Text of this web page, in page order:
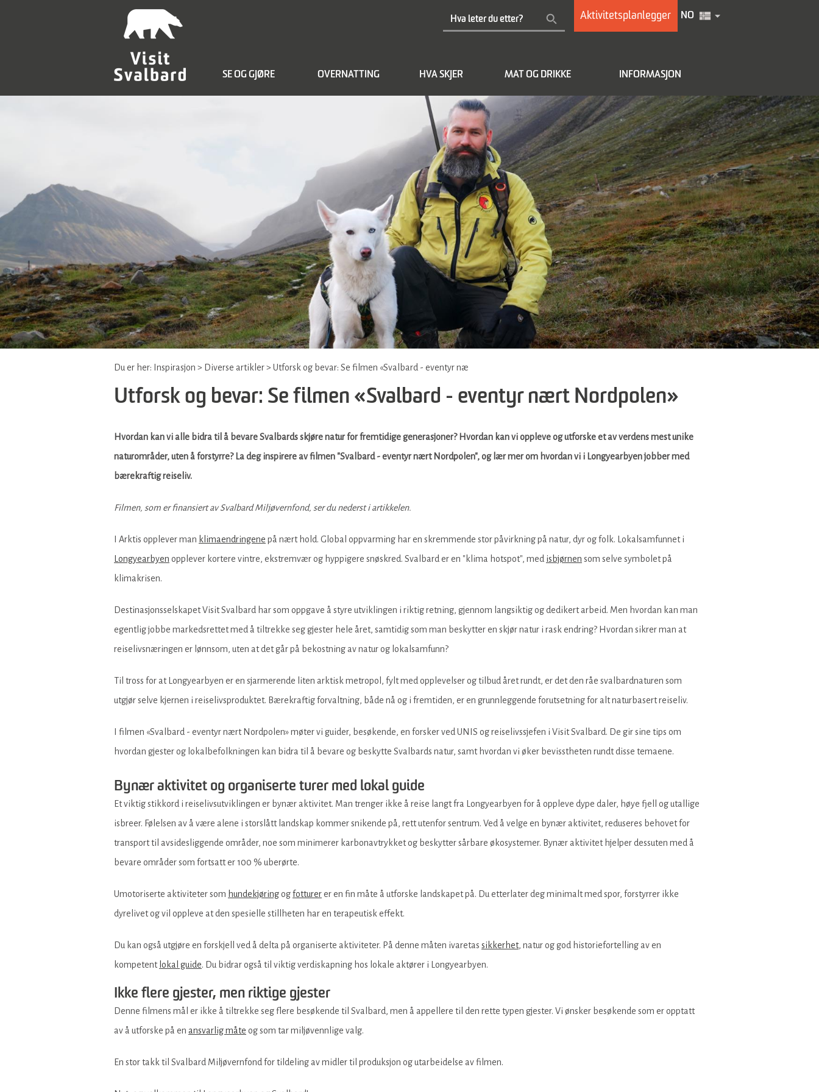
Aktivitetsplanlegger NO
SE OG GJØRE OVERNATTING HVA SKJER MAT OG DRIKKE INFORMASJON
Du er her: Inspirasjon > Diverse artikler> Utforsk og bevar: Se filmen «Svalbard - eventyr næ
Utforsk og bevar: Se filmen «Svalbard - eventyr nært Nordpolen»
Hvordan kan vi alle bidra til å bevare Svalbards skjøre natur for fremtidige generasjoner? Hvordan kan vi oppleve og utforske et av verdens mest unike
naturområder, uten å forstyrre? La deg inspirere av filmen "Svalbard - eventyr nært Nordpolen", og lær mer om hvordan vi i Longyearbyen jobber med
bærekraftig reiseliv.
Filmen, som er finansiert av Svalbard Miljøvernfond, ser du nederst i artikkelen.
I Arktis opplever man klimaendringene på nært hold. Global oppvarming har en skremmende stor påvirkning på natur, dyr og folk. Lokalsamfunnet i
Longyearbyen opplever kortere vintre, ekstremvær og hyppigere snøskred. Svalbard er en "klima hotspot", med isbjørnen som selve symbolet på
klimakrisen.
Destinasjonsselskapet Visit Svalbard har som oppgave å styre utviklingen i riktig retning, gjennom langsiktig og dedikert arbeid. Men hvordan kan man
egentlig jobbe markedsrettet med å tiltrekke seg gjester hele året, samtidig som man beskytter en skjør natur i rask endring? Hvordan sikrer man at
reiselivsnæringen er lønnsom, uten at det går på bekostning av natur og lokalsamfunn?
Til tross for at Longyearbyen er en sjarmerende liten arktisk metropol, fylt med opplevelser og tilbud året rundt, er det den råe svalbardnaturen som
utgjør selve kjernen i reiselivsproduktet. Bærekraftig forvaltning, både nå og i fremtiden, er en grunnleggende forutsetning for alt naturbasert reiseliv.
I filmen «Svalbard - eventyr nært Nordpolen» møter vi guider, besøkende, en forsker ved UNIS og reiselivssjefen i Visit Svalbard. De gir sine tips om
hvordan gjester og lokalbefolkningen kan bidra til å bevare og beskytte Svalbards natur, samt hvordan vi øker bevisstheten rundt disse temaene.
Bynær aktivitet og organiserte turer med lokal guide
Et viktig stikkord i reiselivsutviklingen er bynær aktivitet. Man trenger ikke å reise langt fra Longyearbyen for å oppleve dype daler, høye fjell og utallige
isbreer. Følelsen av å være alene i storslått landskap kommer snikende på, rett utenfor sentrum. Ved å velge en bynær aktivitet, reduseres behovet for
transport til avsidesliggende områder, noe som minimerer karbonavtrykket og beskytter sårbare økosystemer. Bynær aktivitet hjelper dessuten med å
bevare områder som fortsatt er 100 % uberørte.
Umotoriserte aktiviteter som hundekjøringogfotturer er en fin måte å utforske landskapet på. Du etterlater deg minimalt med spor, forstyrrer ikke
dyrelivet og vil oppleve at den spesielle stillheten har en terapeutisk effekt.
Du kan også utgjøre en forskjell ved å delta på organiserte aktiviteter. På denne måten ivaretas sikkerhet, natur og god historiefortelling av en
kompetent lokal guide. Du bidrar også til viktig verdiskapning hos lokale aktører i Longyearbyen.
Ikke flere gjester, men riktige gjester
Denne filmens mål er ikke å tiltrekke seg flere besøkende til Svalbard, men å appellere til den rette typen gjester. Vi ønsker besøkende som er opptatt
av å utforske på en ansvarlig måte og som tar miljøvennlige valg.
En stor takk til Svalbard Miljøvernfond for tildeling av midler til produksjon og utarbeidelse av filmen.